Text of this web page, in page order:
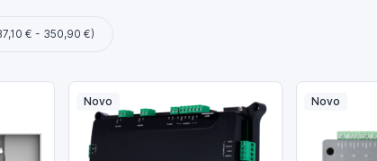
€ - 350,90 €)
Novo Novo